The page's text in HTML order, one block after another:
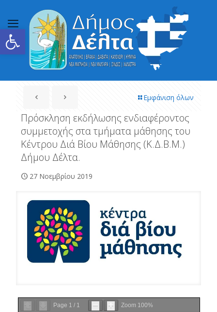
Ανοίξτε τη γραμμή εργαλείων
Εμφάνιση όλων
Πρόσκληση εκδήλωσης ενδιαφέροντος
συμμετοχής στα τμήματα μάθησης του
Κέντρου Διά Βίου Μάθησης (Κ.Δ.Β.Μ.)
Δήμου Δέλτα.
27 Νοεμβρίου 2019
Page 1 / 1 Zoom 100%